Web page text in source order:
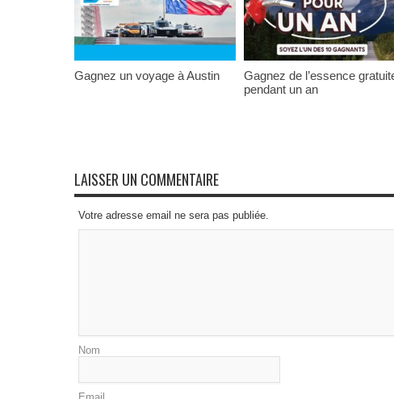
Gagnez un voyage à Austin
Gagnez de l’essence
pendant un an
LAISSER UN COMMENTAIRE
Votre adresse email ne sera pas publiée.
Nom
Email